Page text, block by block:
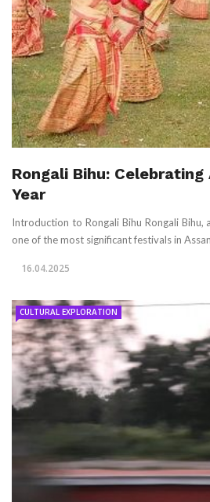
Rongali Bihu:
Year
Introduction to Rongali Bihu Rongali Bihu,
one of the most significant festivals in
16.04.2025
CULTURAL EXPLORATION